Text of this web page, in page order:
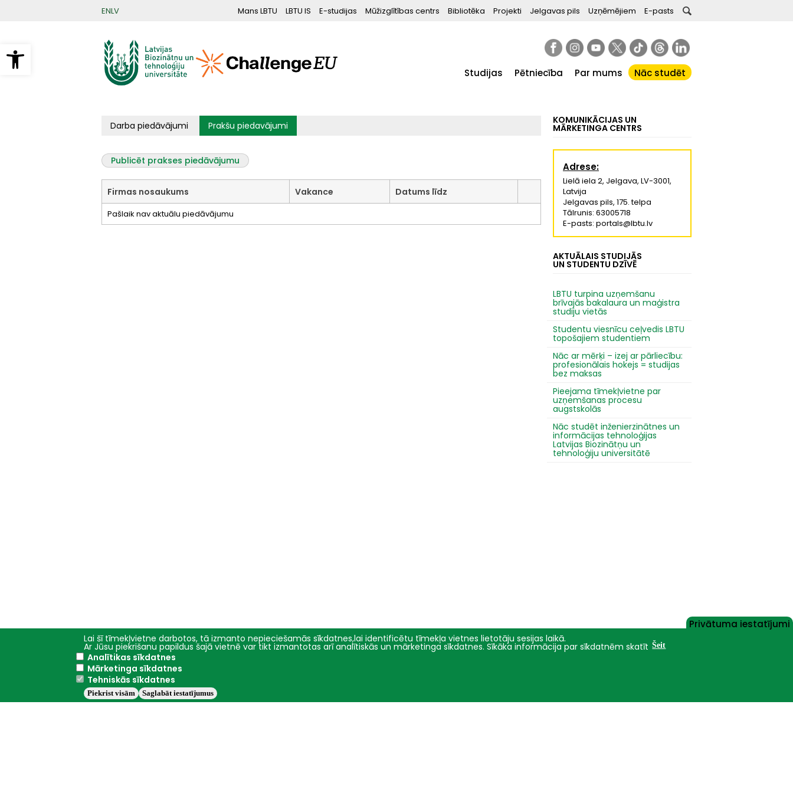
Open toolbar
ENLV Mans LBTU LBTU IS E-studijas Mūžizglītības centrs Bibliotēka Projekti Jelgavas pils Uzņēmējiem E-pasts
Studijas Pētniecība Par mums Nāc studēt
Primārās
cilnes
Darba piedāvājumi Prakšu piedavājumi
Publicēt prakses piedāvājumu
Firmas nosaukums Vakance Datums līdz
Pašlaik nav aktuālu piedāvājumu
KOMUNIKĀCIJAS UN
MĀRKETINGA CENTRS
Adrese:
Lielā iela 2, Jelgava, LV-3001,
Latvija
Jelgavas pils, 175. telpa
Tālrunis: 63005718
E-pasts: portals@lbtu.lv
AKTUĀLAIS STUDIJĀS
UN STUDENTU DZĪVĒ
LBTU turpina uzņemšanu
brīvajās bakalaura un maģistra
studiju vietās
Studentu viesnīcu ceļvedis LBTU
topošajiem studentiem
Nāc ar mērķi – izej ar pārliecību:
profesionālais hokejs = studijas
bez maksas
Pieejama tīmekļvietne par
uzņemšanas procesu
augstskolās
Nāc studēt inženierzinātnes un
informācijas tehnoloģijas
Latvijas Biozinātņu un
tehnoloģiju universitātē
Galvenā
izvēlne
Studijas
Fakultātes
Studiju programmas
Privātuma iestatījumi
Lai šī tīmekļvietne darbotos, tā izmanto nepieciešamās sīkdatnes,lai identificētu tīmekļa vietnes lietotāju sesijas laikā.
Ar Jūsu piekrišanu papildus šajā vietnē var tikt izmantotas arī analītiskās un mārketinga sīkdatnes. Sīkāka informācija par sīkdatnēm skatīt Šeit
Analītikas sīkdatnes
Mārketinga sīkdatnes
Tehniskās sīkdatnes
Saglabāt iestatījumus
Piekrist visām